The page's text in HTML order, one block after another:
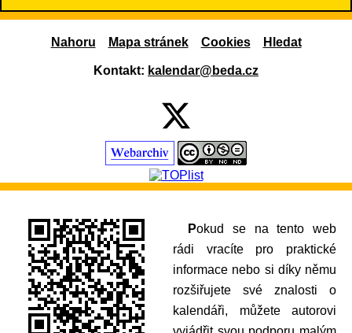
Nahoru Mapa stránek Cookies Hledat
Kontakt: kalendar@beda.cz
Pokud se na tento web
rádi vracíte pro praktické
informace nebo si díky němu
rozšiřujete své znalosti o
kalendáři, můžete autorovi